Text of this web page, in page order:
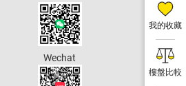
我的收藏
樓盤比較
Wechat